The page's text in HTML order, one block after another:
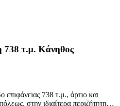
738 τ.μ. Κάνηθος
επιφάνειας 738 τ.μ., άρτιο και
στην ιδιαίτερα περιζήτητη…